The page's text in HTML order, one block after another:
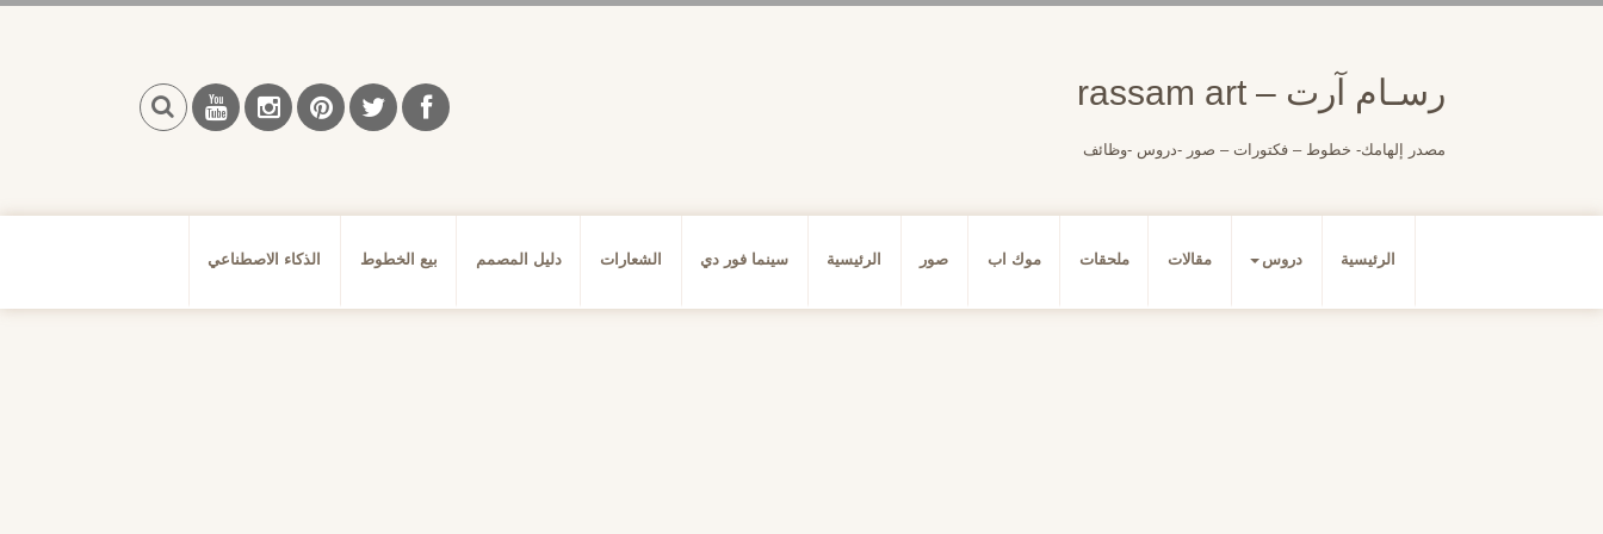
رسـام آرت – rassam art
مصدر إلهامك- خطوط – فكتورات – صور -دروس -وظائف
الرئيسية دروس مقالات ملحقات موك اب صور الرئيسية سينما فور دي الشعارات دليل المصمم بيع الخطوط الذكاء الاصطناعي